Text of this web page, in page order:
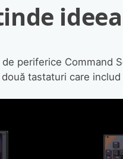
periferice Command
tastaturi care